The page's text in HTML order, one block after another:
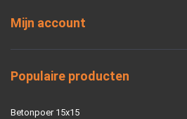
Mijn account
Populaire producten
Betonpoer 15x15